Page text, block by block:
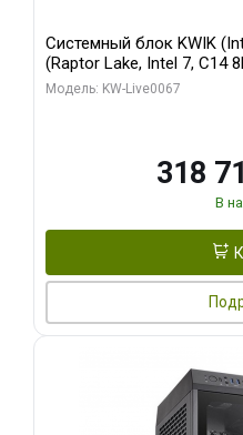
Системный блок KWIK
(Raptor Lake, Intel 7, C14
RTX5080 GAMINGPRO OC
Модель: KW-Live0067
318
В